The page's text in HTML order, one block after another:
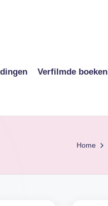
Verfilmde boeken
Home